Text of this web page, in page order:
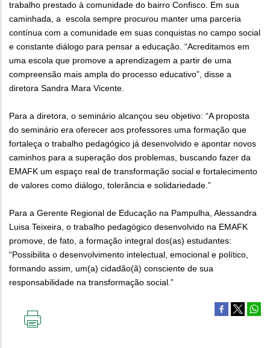
trabalho prestado à comunidade do bairro Confisco. Em sua
caminhada, a escola sempre procurou manter uma parceria
contínua com a comunidade em suas conquistas no campo social
e constante diálogo para pensar a educação. “Acreditamos em
uma escola que promove a aprendizagem a partir de uma
compreensão mais ampla do processo educativo”, disse a
diretora Sandra Mara Vicente.
Para a diretora, o seminário alcançou seu objetivo: “A proposta
do seminário era oferecer aos professores uma formação que
fortaleça o trabalho pedagógico já desenvolvido e apontar novos
caminhos para a superação dos problemas, buscando fazer da
EMAFK um espaço real de transformação social e fortalecimento
de valores como diálogo, tolerância e solidariedade.”
Para a Gerente Regional de Educação na Pampulha, Alessandra
Luisa Teixeira, o trabalho pedagógico desenvolvido na EMAFK
promove, de fato, a formação integral dos(as) estudantes:
“Possibilita o desenvolvimento intelectual, emocional e político,
formando assim, um(a) cidadão(ã) consciente de sua
responsabilidade na transformação social.”